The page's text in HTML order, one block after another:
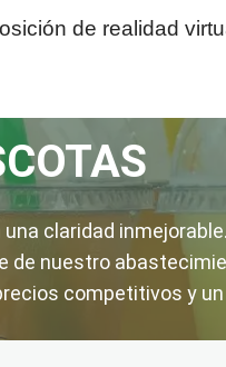
de realidad
claridad
nuestro
competitivos y